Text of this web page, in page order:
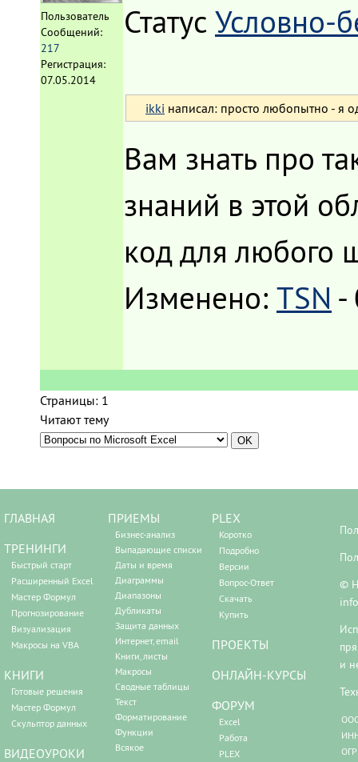
Пользователь
Сообщений:
217
Регистрация:
07.05.2014
Статус Условно-
ikki написал: просто любопытно - я
Вам знать про
знаний в этой
код для любого
Изменено: TSN -
Страницы: 1
Читают тему
ГЛАВНАЯ
ТРЕНИНГИ
Быстрый старт
Расширенный Excel
Мастер Формул
Прогнозирование
Визуализация
Макросы на VBA
КНИГИ
Готовые решения
Мастер Формул
Скульптор данных
ВИДЕОУРОКИ
ПРИЕМЫ
Бизнес-анализ
Выпадающие списки
Даты и время
Диаграммы
Диапазоны
Дубликаты
Защита данных
Интернет, email
Книги, листы
Макросы
Сводные таблицы
Текст
Форматирование
Функции
Всякое
PLEX
Коротко
Подробно
Версии
Вопрос-Ответ
Скачать
Купить
ПРОЕКТЫ
ОНЛАЙН-КУРСЫ
ФОРУМ
Excel
Работа
PLEX
©
и